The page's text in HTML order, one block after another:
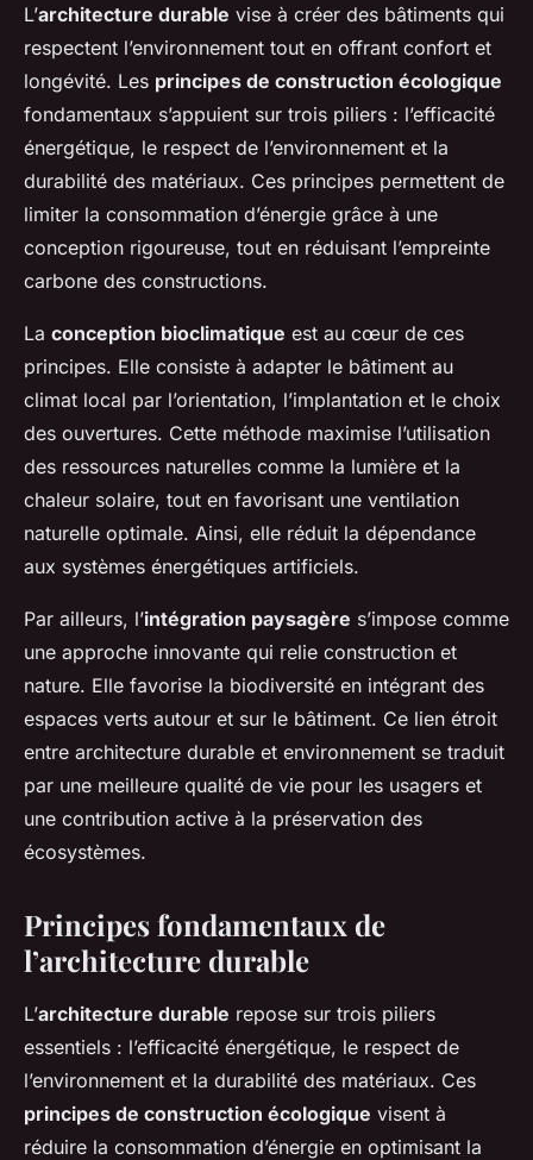
L’architecture durable vise à créer des bâtiments qui
respectent l’environnement tout en offrant confort et
longévité. Les principes de construction écologique
fondamentaux s’appuient sur trois piliers : l’efficacité
énergétique, le respect de l’environnement et la
durabilité des matériaux. Ces principes permettent de
limiter la consommation d’énergie grâce à une
conception rigoureuse, tout en réduisant l’empreinte
carbone des constructions.
La conception bioclimatique est au cœur de ces
principes. Elle consiste à adapter le bâtiment au
climat local par l’orientation, l’implantation et le choix
des ouvertures. Cette méthode maximise l’utilisation
des ressources naturelles comme la lumière et la
chaleur solaire, tout en favorisant une ventilation
naturelle optimale. Ainsi, elle réduit la dépendance
aux systèmes énergétiques artificiels.
Par ailleurs, l’intégration paysagère s’impose comme
une approche innovante qui relie construction et
nature. Elle favorise la biodiversité en intégrant des
espaces verts autour et sur le bâtiment. Ce lien étroit
entre architecture durable et environnement se traduit
par une meilleure qualité de vie pour les usagers et
une contribution active à la préservation des
écosystèmes.
Principes fondamentaux de
l’architecture durable
L’architecture durable repose sur trois piliers
essentiels : l’efficacité énergétique, le respect de
l’environnement et la durabilité des matériaux. Ces
principes de construction écologique visent à
réduire la consommation d’énergie en optimisant la